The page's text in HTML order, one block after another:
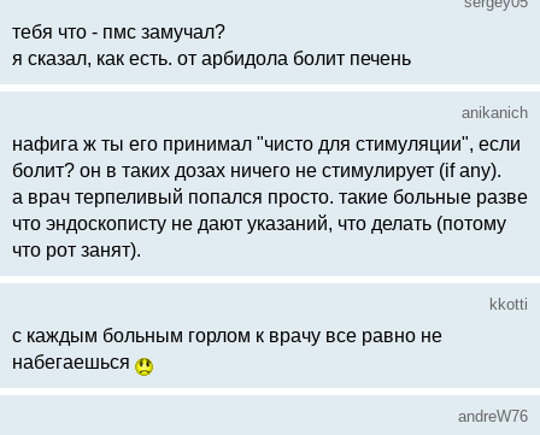
тебя что - пмс замучал?
я сказал, как есть. от арбидола болит печень
anikanich
нафига ж ты его принимал "чисто для стимуляции", если
болит? он в таких дозах ничего не стимулирует (if any).
а врач терпеливый попался просто. такие больные разве
что эндоскописту не дают указаний, что делать (потому
что рот занят).
kkotti
с каждым больным горлом к врачу все равно не
набегаешься
andreW76